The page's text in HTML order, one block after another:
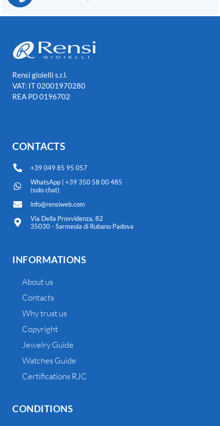
Rensi gioielli s.r.l.
VAT: IT 02001970280
REA PD 0196702
CONTACTS
+39 049 85 95 057
WhatsApp | +39 350 58 00 485
(solo chat)
info@rensiweb.com
Via Della Provvidenza, 82
35030 - Sarmeola di Rubano Padova
INFORMATIONS
About us
Contacts
Why trust us
Copyright
Jewelry Guide
Watches Guide
Certifications RJC
CONDITIONS